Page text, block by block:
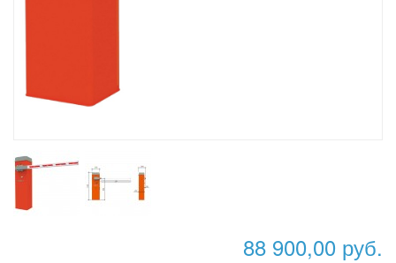
88 900,00 руб.